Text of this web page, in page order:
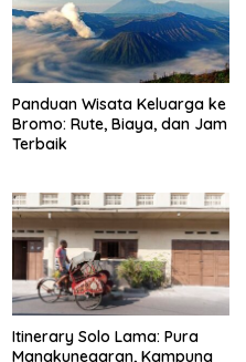
Panduan Wisata Keluarga ke
Bromo: Rute, Biaya, dan Jam
Terbaik
Itinerary Solo Lama: Pura
Mangkunegaran, Kampung